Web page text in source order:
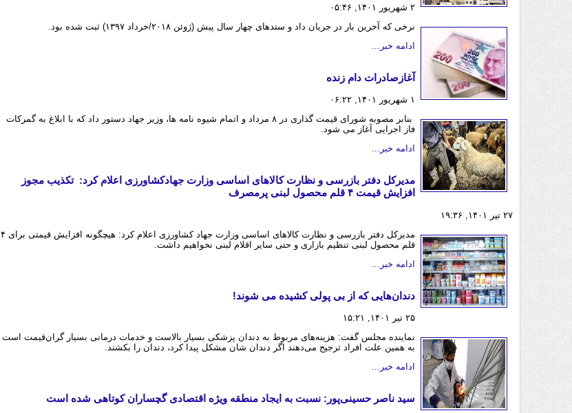
۲ شهریور ۱۴۰۱, ۰۵:۴۶
نرخی که آخرین بار در جریان داد و ستدهای چهار سال پیش (ژوئن ۲۰۱۸/خرداد ۱۳۹۷) ثبت شده بود.
ادامه خبر...
آغازصادرات دام زنده
۱ شهریور ۱۴۰۱, ۰۶:۲۲
بنابر مصوبه شورای قیمت گذاری در ۸ مرداد و اتمام شیوه نامه ها، وزیر جهاد دستور داد که با ابلاغ به گمرکات
فاز اجرایی آغاز می شود.
ادامه خبر...
مدیرکل دفتر بازرسی و نظارت کالاهای اساسی وزارت جهادکشاورزی اعلام کرد: تکذیب مجوز
افزایش قیمت ۴ قلم محصول لبنی پرمصرف
۲۷ تیر ۱۴۰۱, ۱۹:۳۶
مدیرکل دفتر بازرسی و نظارت کالاهای اساسی وزارت جهاد کشاورزی اعلام کرد: هیچگونه افزایش قیمتی برای ۴
قلم محصول لبنی تنظیم بازاری و حتی سایر اقلام لبنی نخواهیم داشت.
ادامه خبر...
دندان‌هایی که از بی پولی کشیده می شوند!
۲۵ تیر ۱۴۰۱, ۱۵:۲۱
نماینده مجلس گفت: هزینه‌های مربوط به دندان ‌پزشکی بسیار بالاست و خدمات درمانی بسیار گران‌قیمت است
به همین علت افراد ترجیح می‌دهند اگر دندان شان مشکل پیدا کرد، دندان را بکشند.
ادامه خبر...
سید ناصر حسینی‌پور: نسبت به ایجاد منطقه ویژه اقتصادی گچساران کوتاهی شده است